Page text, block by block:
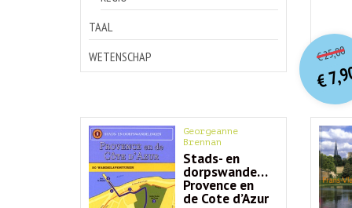
TAAL
WETENSCHAP
€25,00
€
Georgeanne
Brennan
Stads- en
dorpswandelingen:
Provence en
de Cote d’Azur